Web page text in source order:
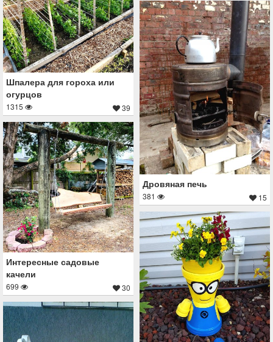
Шпалера для гороха или
огурцов
1315 39
Дровяная печь
381 15
Интересные садовые
качели
699 30